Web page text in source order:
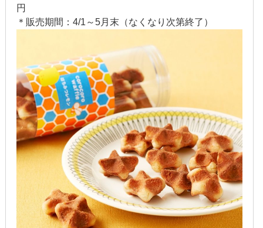
2017年3月
2017年2月
2017年1月
2016年12月
2016年11月
2016年10月
2016年9月
円
＊販売期間：4/1～5月末（なくなり次第終了）